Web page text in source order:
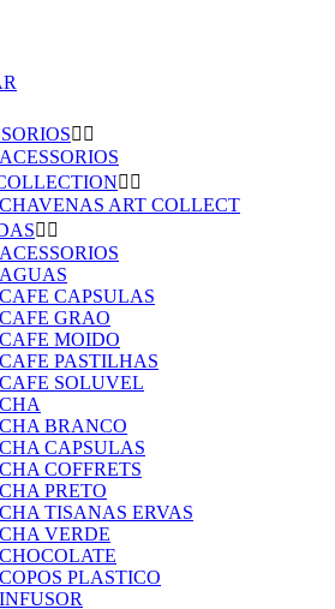
 
ACESSORIOS
 
CHAVENAS ART COLLECT
 
ACESSORIOS
AGUAS
CAFE CAPSULAS
CAFE GRAO
CAFE MOIDO
CAFE PASTILHAS
CAFE SOLUVEL
CHA
CHA BRANCO
CHA CAPSULAS
CHA COFFRETS
CHA PRETO
CHA TISANAS ERVAS
CHA VERDE
CHOCOLATE
COPOS PLASTICO
INFUSOR